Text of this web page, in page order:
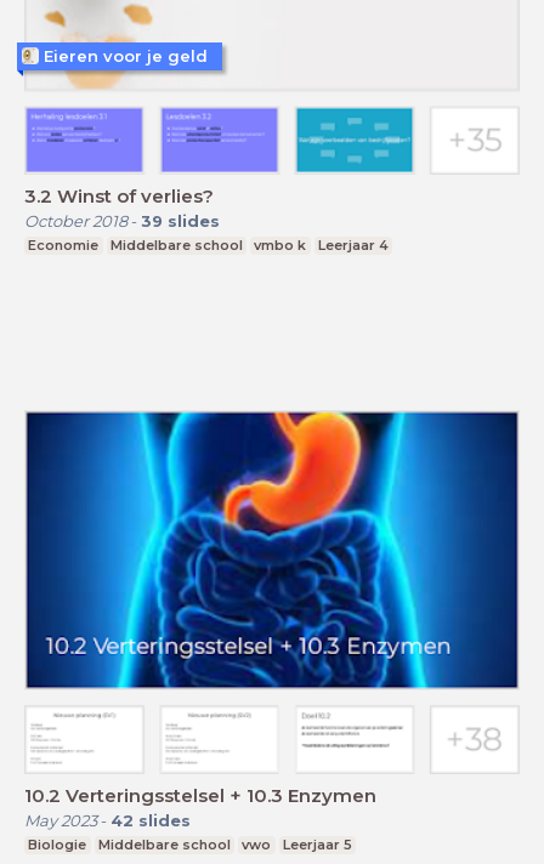
3.2 Winst of verlies?
October 2018- 39 slides
Economie Middelbare school vmbo k Leerjaar 4
Eieren voor je geld
10.2 Verteringsstelsel + 10.3 Enzymen
May 2023- 42 slides
Biologie Middelbare school vwo Leerjaar 5